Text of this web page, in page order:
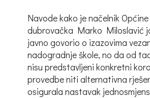
Navode kako je načelnik
dubrovačka Marko Miloslavić
javno govorio o izazovima
nadogradnje škole, no da od
nisu predstavljeni konkretni
provedbe niti alternativna
osigurala nastavak